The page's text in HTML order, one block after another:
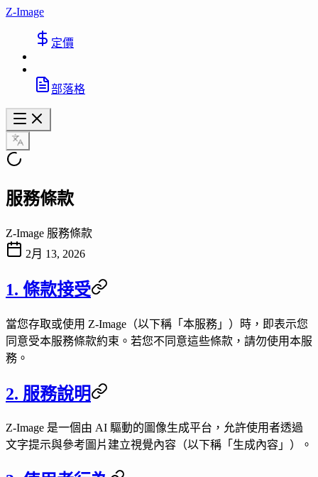
Z-Image
定價
部落格
服務條款
Z-Image 服務條款
2月 13, 2026
1. 條款接受
當您存取或使用 Z-Image （以下稱「本服務」）時，即表示您
同意受本服務條款約束。若您不同意這些條款，請勿使用本服
務。
2. 服務說明
Z-Image 是一個由 AI 驅動的圖像生成平台，允許使用者透過
文字提示與參考圖片建立視覺內容（以下稱「生成內容」）。